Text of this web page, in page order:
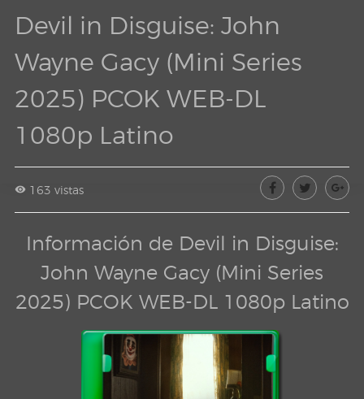
Devil in Disguise: John
Wayne Gacy (Mini Series
2025) PCOK WEB-DL
1080p Latino
163 vistas
Información de Devil in Disguise:
John Wayne Gacy (Mini Series
2025) PCOK WEB-DL 1080p Latino